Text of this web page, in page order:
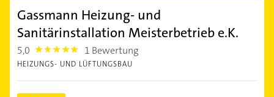
Gassmann Heizung- und
Sanitärinstallation Meisterbetrieb e.K.
5,0 5.0 1 Bewertung
HEIZUNGS- UND LÜFTUNGSBAU